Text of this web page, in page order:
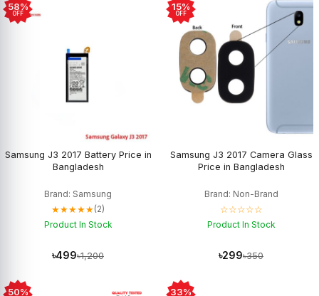
58%
OFF
Samsung J3 2017 Battery Price in
Bangladesh
Brand: Samsung
★★★★★(2)
Product In Stock
৳499৳1,200
15%
OFF
Samsung J3 2017 Camera Glass
Price in Bangladesh
Brand: Non-Brand
☆☆☆☆☆
Product In Stock
৳299৳350
50% 33%